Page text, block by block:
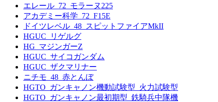
エレール_72_モラーヌ225
アカデミー科学_72_F15E
ドイツレベル_48_スピットファイアMkII
HGUC_リゲルグ
HG_マジンガーZ
HGUC_サイコガンダム
HGUC_ザクマリナー
ニチモ_48_赤とんぼ
HGTO_ガンキャノン機動試験型_火力試験型
HGTO_ガンキャノン最初期型_鉄騎兵中隊機